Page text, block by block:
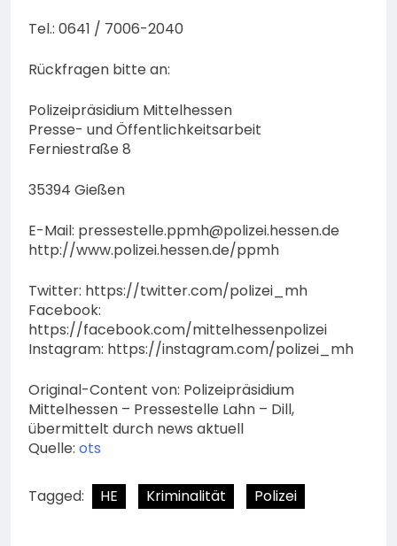
Tel.: 0641 / 7006-2040
Rückfragen bitte an:
Polizeipräsidium Mittelhessen
Presse- und Öffentlichkeitsarbeit
Ferniestraße 8
35394 Gießen
E-Mail: pressestelle.ppmh@polizei.hessen.de
http://www.polizei.hessen.de/ppmh
Twitter: https://twitter.com/polizei_mh
Facebook:
https://facebook.com/mittelhessenpolizei
Instagram: https://instagram.com/polizei_mh
Original-Content von: Polizeipräsidium
Mittelhessen – Pressestelle Lahn – Dill,
übermittelt durch news aktuell
Quelle: ots
Tagged: HE Kriminalität Polizei